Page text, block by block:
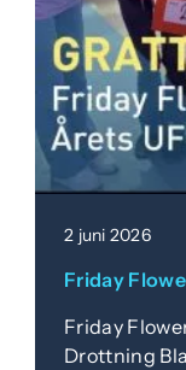
2 juni 2026
Friday
Friday
Drottning